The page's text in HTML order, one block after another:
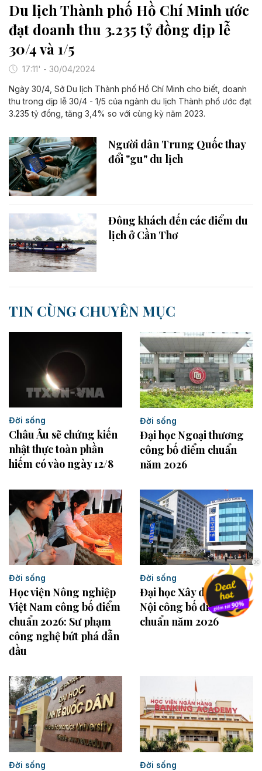
Du lịch Thành phố Hồ Chí Minh ước
đạt doanh thu 3.235 tỷ đồng dịp lễ
30/4 và 1/5
17:11' - 30/04/2024
Ngày 30/4, Sở Du lịch Thành phố Hồ Chí Minh cho biết, doanh
thu trong dịp lễ 30/4 - 1/5 của ngành du lịch Thành phố ước đạt
3.235 tỷ đồng, tăng 3,4% so với cùng kỳ năm 2023.
Người dân Trung Quốc thay
đổi "gu" du lịch
Đông khách đến các điểm du
lịch ở Cần Thơ
TIN CÙNG CHUYÊN MỤC
Đời sống
Châu Âu sẽ chứng kiến
nhật thực toàn phần
hiếm có vào ngày 12/8
Đời sống
Đại học Ngoại thương
công bố điểm chuẩn
năm 2026
Đời sống
Học viện Nông nghiệp
Việt Nam công bố điểm
chuẩn 2026: Sư phạm
công nghệ bứt phá dẫn
đầu
Đời sống
Đại học Xây dựng Hà
Nội công bố điểm
chuẩn năm 2026
Đời sống Đời sống